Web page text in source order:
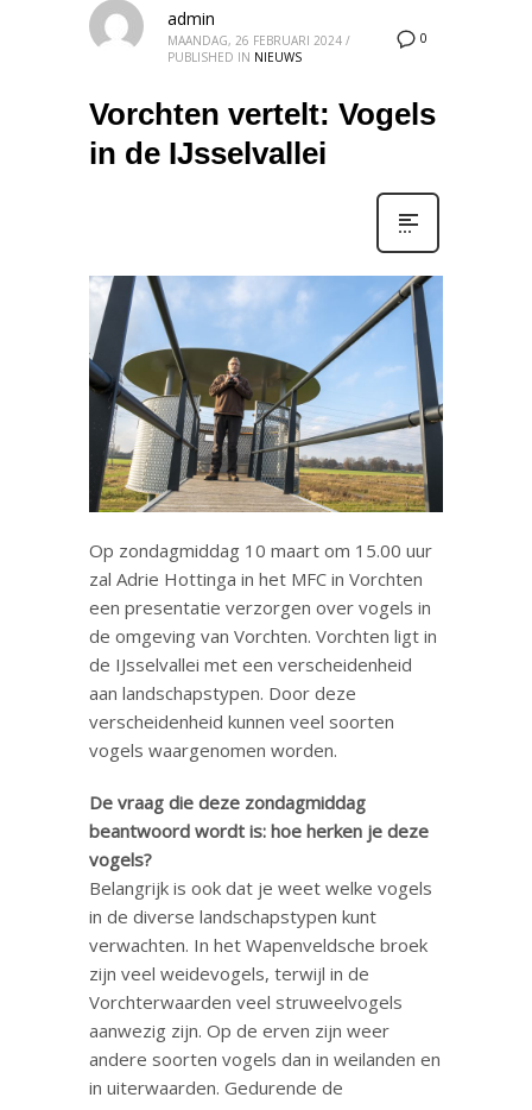
0
admin
MAANDAG, 26 FEBRUARI 2024 /
PUBLISHED IN NIEUWS
Vorchten vertelt: Vogels
in de IJsselvallei
Op zondagmiddag 10 maart om 15.00 uur
zal Adrie Hottinga in het MFC in Vorchten
een presentatie verzorgen over vogels in
de omgeving van Vorchten. Vorchten ligt in
de IJsselvallei met een verscheidenheid
aan landschapstypen. Door deze
verscheidenheid kunnen veel soorten
vogels waargenomen worden.
De vraag die deze zondagmiddag
beantwoord wordt is: hoe herken je deze
vogels?
Belangrijk is ook dat je weet welke vogels
in de diverse landschapstypen kunt
verwachten. In het Wapenveldsche broek
zijn veel weidevogels, terwijl in de
Vorchterwaarden veel struweelvogels
aanwezig zijn. Op de erven zijn weer
andere soorten vogels dan in weilanden en
in uiterwaarden. Gedurende de